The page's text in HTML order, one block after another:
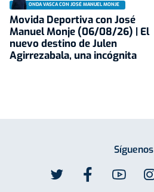
ONDA VASCA CON JOSÉ MANUEL MONJE
Movida Deportiva con José
Manuel Monje (06/08/26) | El
nuevo destino de Julen
Agirrezabala, una incógnita
Síguenos